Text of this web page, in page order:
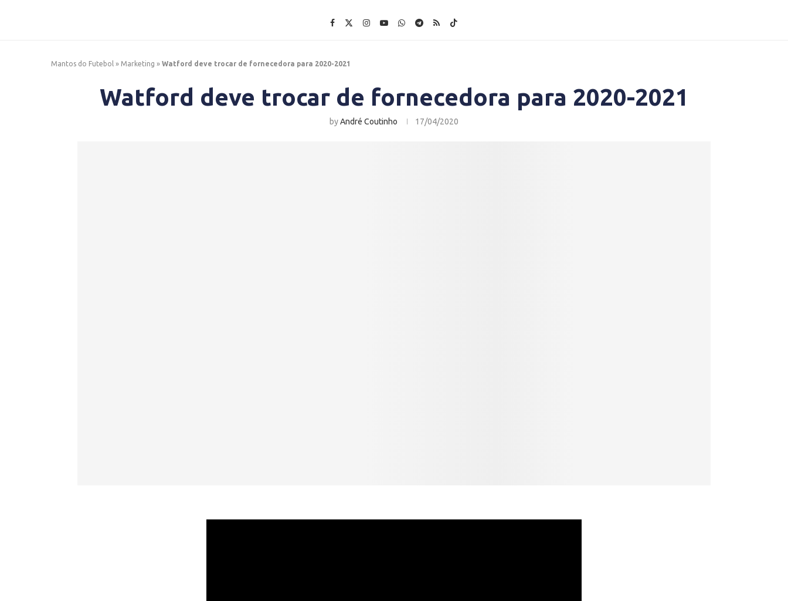
Mantos do Futebol » Marketing » Watford deve trocar de fornecedora para 2020-2021
Watford deve trocar de fornecedora para 2020-2021
byAndré Coutinho 17/04/2020